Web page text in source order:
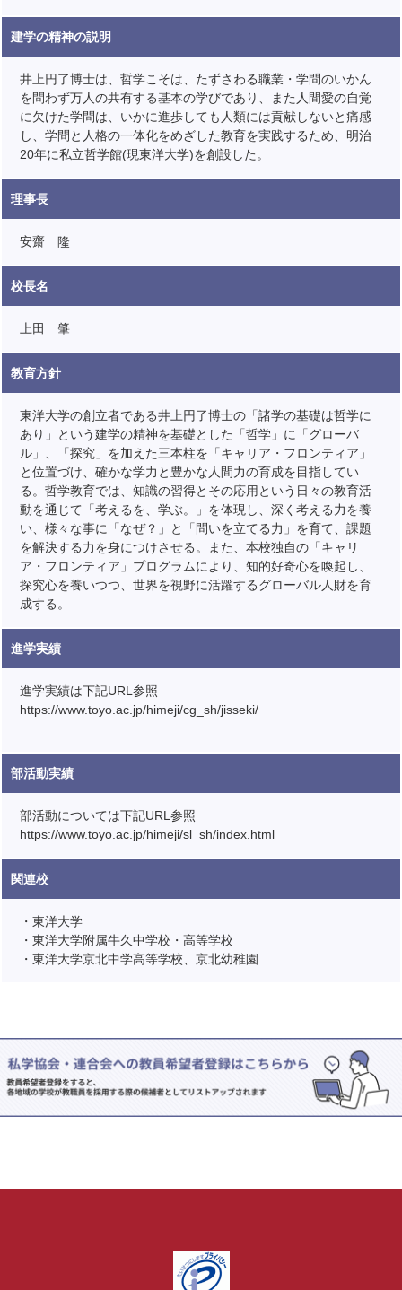
建学の精神の説明
井上円了博士は、哲学こそは、たずさわる職業・学問のいかん
を問わず万人の共有する基本の学びであり、また人間愛の自覚
に欠けた学問は、いかに進歩しても人類には貢献しないと痛感
し、学問と人格の一体化をめざした教育を実践するため、明治
20年に私立哲学館(現東洋大学)を創設した。
理事長
安齋 隆
校長名
上田 肇
教育方針
東洋大学の創立者である井上円了博士の「諸学の基礎は哲学に
あり」という建学の精神を基礎とした「哲学」に「グローバ
ル」、「探究」を加えた三本柱を「キャリア・フロンティア」
と位置づけ、確かな学力と豊かな人間力の育成を目指してい
る。哲学教育では、知識の習得とその応用という日々の教育活
動を通じて「考えるを、学ぶ。」を体現し、深く考える力を養
い、様々な事に「なぜ？」と「問いを立てる力」を育て、課題
を解決する力を身につけさせる。また、本校独自の「キャリ
ア・フロンティア」プログラムにより、知的好奇心を喚起し、
探究心を養いつつ、世界を視野に活躍するグローバル人財を育
成する。
進学実績
進学実績は下記URL参照
https://www.toyo.ac.jp/himeji/cg_sh/jisseki/
部活動実績
部活動については下記URL参照
https://www.toyo.ac.jp/himeji/sl_sh/index.html
関連校
・東洋大学
・東洋大学附属牛久中学校・高等学校
・東洋大学京北中学高等学校、京北幼稚園